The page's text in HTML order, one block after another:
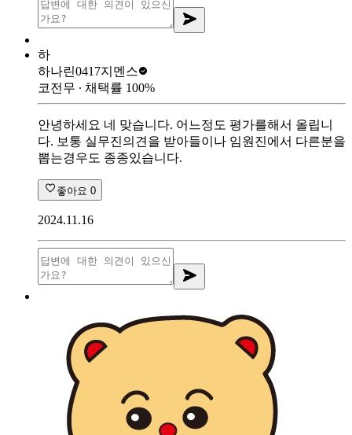
하
하나린0417지멘스
코전무 ∙ 채택률 100%
안녕하세요 네 맞습니다. 어느정도 평가를해서 올립니
다. 보통 실무진의견을 받아들이나 임원진에서 다른분을
뽑는경우도 종종있습니다.
좋아요 0
2024.11.16